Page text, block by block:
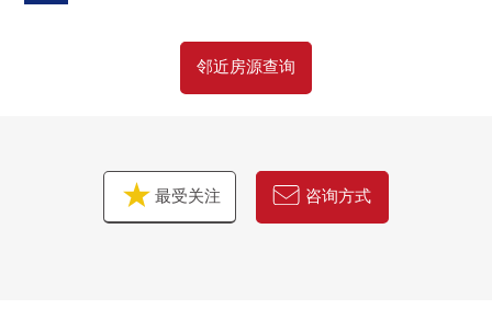
邻近房源查询
最受关注 咨询方式